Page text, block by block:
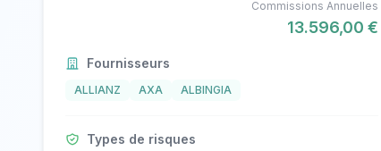
Commissions Annuelles
13.596,00 €
Fournisseurs
ALLIANZ AXA ALBINGIA
Types de risques